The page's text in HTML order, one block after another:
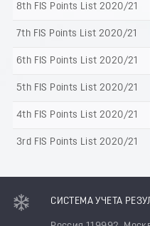
8th FIS Points List 2020/21
7th FIS Points List 2020/21
6th FIS Points List 2020/21
5th FIS Points List 2020/21
4th FIS Points List 2020/21
3rd FIS Points List 2020/21
СИСТЕМА УЧЕТА